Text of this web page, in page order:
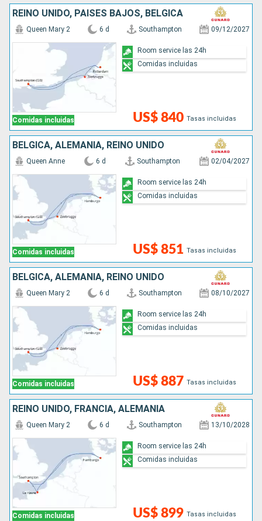
REINO UNIDO, PAISES BAJOS, BÉLGICA
Comidas incluidas
Queen Mary 2 6 d Southampton 09/12/2027
US$ 840 Tasas incluidas
Room service las 24h
Comidas incluidas
BÉLGICA, ALEMANIA, REINO UNIDO
Comidas incluidas
Queen Anne 6 d Southampton 02/04/2027
US$ 851 Tasas incluidas
Room service las 24h
Comidas incluidas
BÉLGICA, ALEMANIA, REINO UNIDO
Comidas incluidas
Queen Mary 2 6 d Southampton 08/10/2027
US$ 887 Tasas incluidas
Room service las 24h
Comidas incluidas
REINO UNIDO, FRANCIA, ALEMANIA
Comidas incluidas
Queen Mary 2 6 d Southampton 13/10/2028
US$ 899 Tasas incluidas
Room service las 24h
Comidas incluidas